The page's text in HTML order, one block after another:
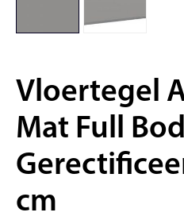
Vloertegel
Mat Full
cm